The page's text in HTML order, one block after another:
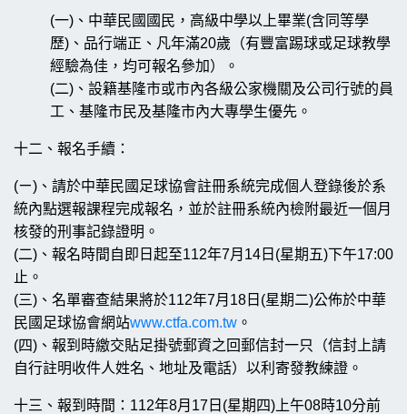
(一)、中華民國國民，高級中學以上畢業(含同等學
歷)、品行端正、凡年滿20歲（有豐富踢球或足球教學
經驗為佳，均可報名參加）。
(二)、設籍基隆市或市內各級公家機關及公司行號的員
工、基隆市民及基隆市內大專學生優先。
十二、報名手續：
(ㄧ)、請於中華民國足球協會註冊系統完成個人登錄後於系
統內點選報課程完成報名，並於註冊系統內檢附最近一個月
核發的刑事記錄證明。
(二)、報名時間自即日起至112年7月14日(星期五)下午17:00
止。
(三)、名單審查結果將於112年7月18日(星期二)公佈於中華
民國足球協會網站www.ctfa.com.tw 。
(四)、報到時繳交貼足掛號郵資之回郵信封一只（信封上請
自行註明收件人姓名、地址及電話）以利寄發教練證。
十三、報到時間：112年8月17日(星期四)上午08時10分前